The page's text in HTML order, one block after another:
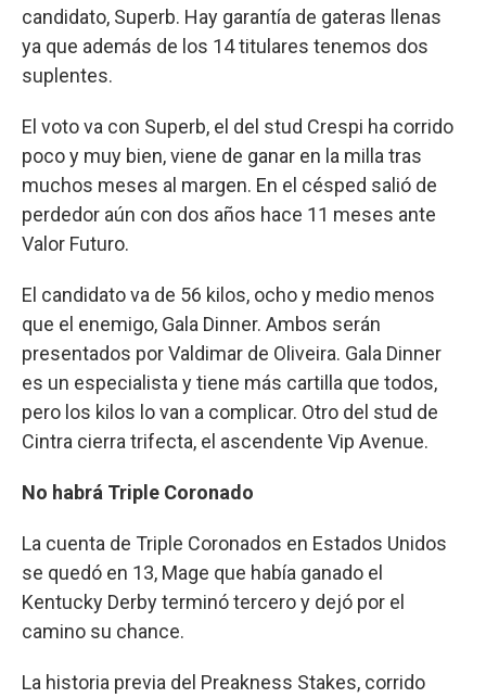
candidato, Superb. Hay garantía de gateras llenas
ya que además de los 14 titulares tenemos dos
suplentes.
El voto va con Superb, el del stud Crespi ha corrido
poco y muy bien, viene de ganar en la milla tras
muchos meses al margen. En el césped salió de
perdedor aún con dos años hace 11 meses ante
Valor Futuro.
El candidato va de 56 kilos, ocho y medio menos
que el enemigo, Gala Dinner. Ambos serán
presentados por Valdimar de Oliveira. Gala Dinner
es un especialista y tiene más cartilla que todos,
pero los kilos lo van a complicar. Otro del stud de
Cintra cierra trifecta, el ascendente Vip Avenue.
No habrá Triple Coronado
La cuenta de Triple Coronados en Estados Unidos
se quedó en 13, Mage que había ganado el
Kentucky Derby terminó tercero y dejó por el
camino su chance.
La historia previa del Preakness Stakes, corrido